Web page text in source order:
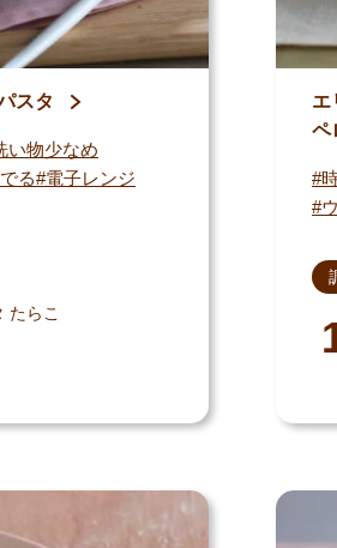
スタ
い物少なめ
る 電子レンジ
たらこ
エ
ペ